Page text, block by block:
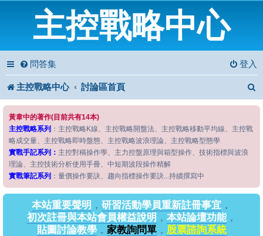
主控戰略中心
問答集 登入
主控戰略中心 討論區首頁
黃韋中的著作(目前共有14本)
主控戰略系列 ：主控戰略K線、主控戰略開盤法、主控戰略移動平均線、主控戰
略成交量、主控戰略即時盤態、主控戰略波浪理論、主控戰略型態學
實戰手記系列： 主控對稱操作學、主力控盤原理與箱型操作、技術指標與波浪
理論、主控技術分析使用手冊、中短期波段操作精解
實戰筆記系列 ：量價操作要訣、趨向指標操作要訣...持續撰寫中
本站重要聲明 ， 研習活動學員重新註冊事宜 ，
初次註冊與本站會員權益說明 ， 本站論壇功能，
貼圖討論教學， 家教詢問單， 股票諮詢系統